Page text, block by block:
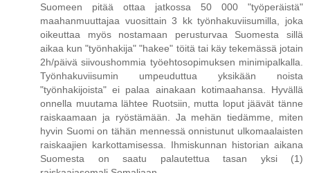
Suomeen pitää ottaa jatkossa 50 000 "työperäistä"
maahanmuuttajaa vuosittain 3 kk työnhakuviisumilla, joka
oikeuttaa myös nostamaan perusturvaa Suomesta sillä
aikaa kun "työnhakija" "hakee" töitä tai käy tekemässä jotain
2h/päivä siivoushommia työehtosopimuksen minimipalkalla.
Työnhakuviisumin umpeuduttua yksikään noista
"työnhakijoista" ei palaa ainakaan kotimaahansa. Hyvällä
onnella muutama lähtee Ruotsiin, mutta loput jäävät tänne
raiskaamaan ja ryöstämään. Ja mehän tiedämme, miten
hyvin Suomi on tähän mennessä onnistunut ulkomaalaisten
raiskaajien karkottamisessa. Ihmiskunnan historian aikana
Suomesta on saatu palautettua tasan yksi (1)